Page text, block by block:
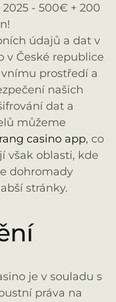
údajů a dat v
v České republice
prostředí a
našich
dat a
můžeme
casino app, co
však oblasti, kde
dohromady
stránky.
je v souladu s
práva na